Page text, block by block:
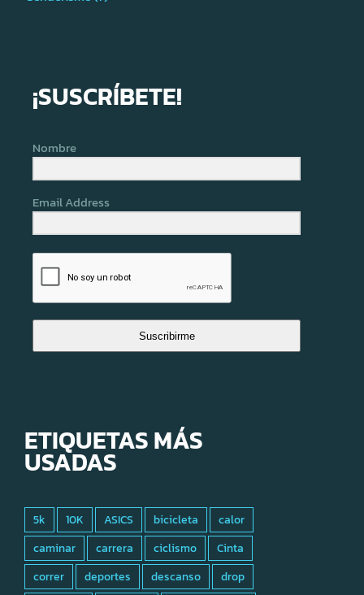
¡SUSCRÍBETE!
Nombre
Email Address
Suscribirme
ETIQUETAS MÁS
USADAS
5k 10K ASICS bicicleta
calor
caminar
carrera ciclismo
Cinta
correr
deportes descanso
drop